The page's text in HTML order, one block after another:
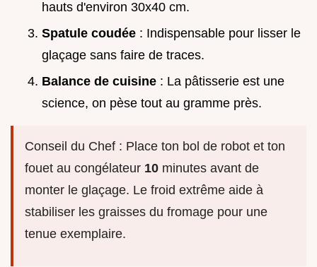
hauts d'environ 30x40 cm.
Spatule coudée : Indispensable pour lisser le
glaçage sans faire de traces.
Balance de cuisine : La pâtisserie est une
science, on pèse tout au gramme près.
Conseil du Chef : Place ton bol de robot et ton
fouet au congélateur 10 minutes avant de
monter le glaçage. Le froid extrême aide à
stabiliser les graisses du fromage pour une
tenue exemplaire.